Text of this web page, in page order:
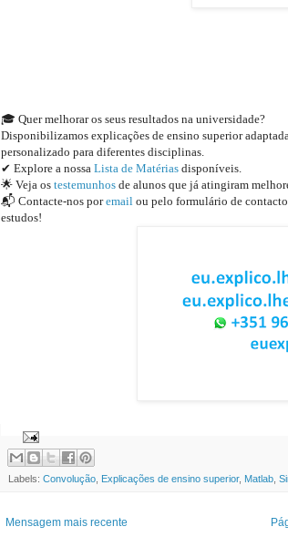
🎓 Quer melhorar os seus resultados na universidade?
Disponibilizamos explicações de ensino superior
personalizado para diferentes disciplinas.
✔ Explore a nossa Lista de Matérias disponíveis.
🌟 Veja os testemunhos de alunos que já atingiram
📬 Contacte-nos poremail ou pelo formulário de
estudos!
Labels: Convolução Explicações de ensino superior, Matlab
Mensagem mais recente